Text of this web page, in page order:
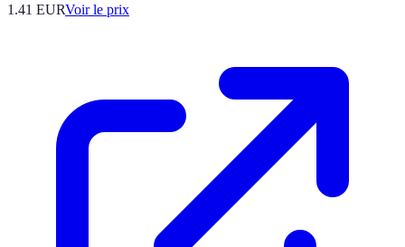
1.41 EURVoir le prix